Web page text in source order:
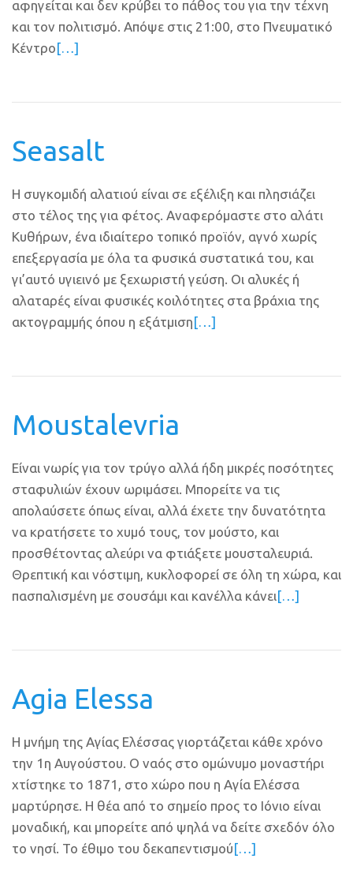
αφηγείται και δεν κρύβει το πάθος του για την τέχνη
και τον πολιτισμό. Απόψε στις 21:00, στο Πνευματικό
Κέντρο[…]
Seasalt
Η συγκομιδή αλατιού είναι σε εξέλιξη και πλησιάζει
στο τέλος της για φέτος. Αναφερόμαστε στο αλάτι
Κυθήρων, ένα ιδιαίτερο τοπικό προϊόν, αγνό χωρίς
επεξεργασία με όλα τα φυσικά συστατικά του, και
γι’αυτό υγιεινό με ξεχωριστή γεύση. Οι αλυκές ή
αλαταρές είναι φυσικές κοιλότητες στα βράχια της
ακτογραμμής όπου η εξάτμιση[…]
Moustalevria
Είναι νωρίς για τον τρύγο αλλά ήδη μικρές ποσότητες
σταφυλιών έχουν ωριμάσει. Μπορείτε να τις
απολαύσετε όπως είναι, αλλά έχετε την δυνατότητα
να κρατήσετε το χυμό τους, τον μούστο, και
προσθέτοντας αλεύρι να φτιάξετε μουσταλευριά.
Θρεπτική και νόστιμη, κυκλοφορεί σε όλη τη χώρα, και
πασπαλισμένη με σουσάμι και κανέλλα κάνει[…]
Agia Elessa
Η μνήμη της Αγίας Ελέσσας γιορτάζεται κάθε χρόνο
την 1η Αυγούστου. Ο ναός στο ομώνυμο μοναστήρι
χτίστηκε το 1871, στο χώρο που η Αγία Eλέσσα
μαρτύρησε. Η θέα από το σημείο προς το Ιόνιο είναι
μοναδική, και μπορείτε από ψηλά να δείτε σχεδόν όλο
το νησί. Το έθιμο του δεκαπεντισμού[…]